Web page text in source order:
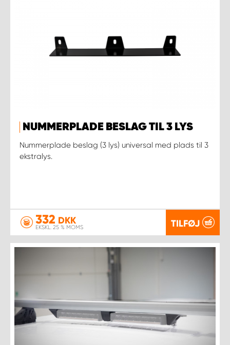
NUMMERPLADE BESLAG TIL 3 LYS
Nummerplade beslag (3 lys) universal med plads til 3
ekstralys.
332 DKK
EKSKL. 25 % MOMS TILFØJ